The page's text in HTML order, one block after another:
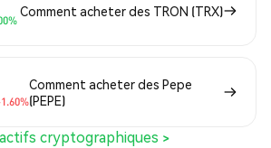
Comment acheter des TRON (TRX)
Comment acheter des Pepe
(PEPE)
cryptographiques >